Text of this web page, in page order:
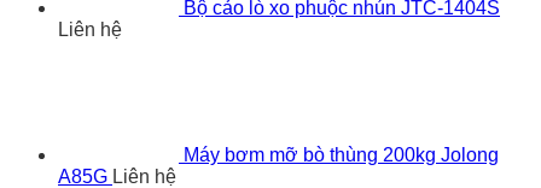
Bộ cảo lò xo phuộc nhún JTC-1404S
Liên hệ
Máy bơm mỡ bò thùng 200kg Jolong
A85G Liên hệ